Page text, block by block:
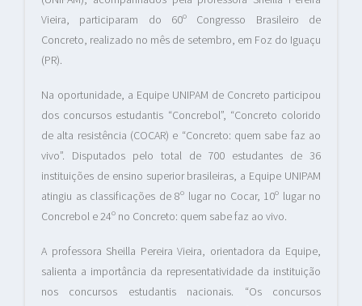
Vieira, participaram do 60º Congresso Brasileiro de
Concreto, realizado no mês de setembro, em Foz do Iguaçu
(PR).
Na oportunidade, a Equipe UNIPAM de Concreto participou
dos concursos estudantis “Concrebol”, “Concreto colorido
de alta resistência (COCAR) e “Concreto: quem sabe faz ao
vivo”. Disputados pelo total de 700 estudantes de 36
instituições de ensino superior brasileiras, a Equipe UNIPAM
atingiu as classificações de 8º lugar no Cocar, 10º lugar no
Concrebol e 24º no Concreto: quem sabe faz ao vivo.
A professora Sheilla Pereira Vieira, orientadora da Equipe,
salienta a importância da representatividade da instituição
nos concursos estudantis nacionais. “Os concursos